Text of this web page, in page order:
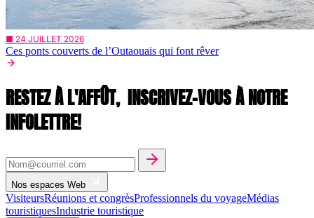
■ 24 JUILLET 2026
Ces ponts couverts de l’Outaouais qui font rêver
RESTEZ À L'AFFÛT, INSCRIVEZ-VOUS À NOTRE
INFOLETTRE!
Nos espaces Web
VisiteursRéunions et congrèsProfessionnels du voyageMédias
touristiquesIndustrie touristique